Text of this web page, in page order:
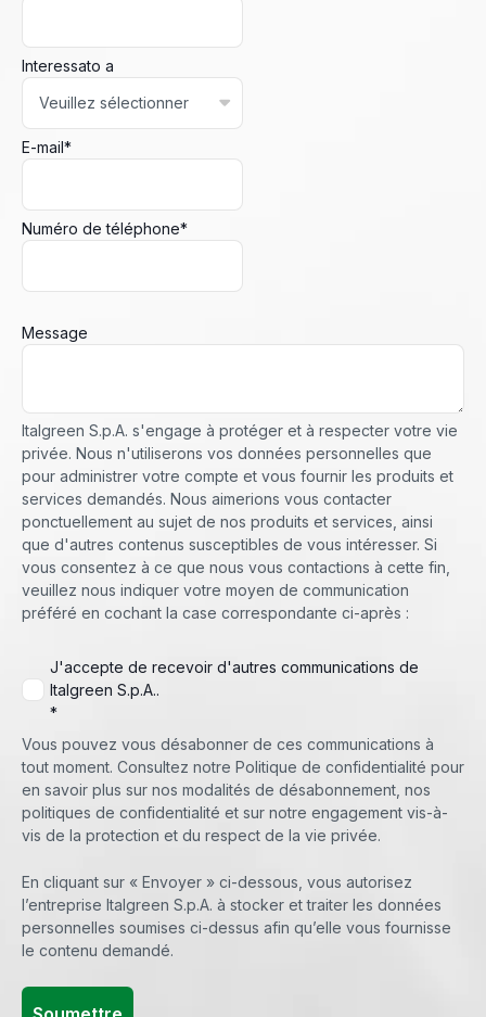
Interessato a
E-mail*
Numéro de téléphone*
Message
Italgreen S.p.A. s'engage à protéger et à respecter votre vie
privée. Nous n'utiliserons vos données personnelles que
pour administrer votre compte et vous fournir les produits et
services demandés. Nous aimerions vous contacter
ponctuellement au sujet de nos produits et services, ainsi
que d'autres contenus susceptibles de vous intéresser. Si
vous consentez à ce que nous vous contactions à cette fin,
veuillez nous indiquer votre moyen de communication
préféré en cochant la case correspondante ci-après :
J'accepte de recevoir d'autres communications de
Italgreen S.p.A..
*
Vous pouvez vous désabonner de ces communications à
tout moment. Consultez notre Politique de confidentialité pour
en savoir plus sur nos modalités de désabonnement, nos
politiques de confidentialité et sur notre engagement vis-à-
vis de la protection et du respect de la vie privée.
En cliquant sur « Envoyer » ci-dessous, vous autorisez
l’entreprise Italgreen S.p.A. à stocker et traiter les données
personnelles soumises ci-dessus afin qu’elle vous fournisse
le contenu demandé.